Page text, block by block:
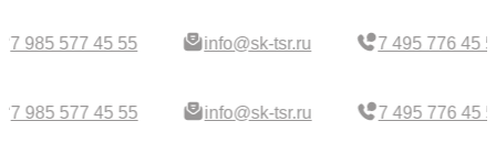
7 985 577 45 55 info@sk-tsr.ru 7 495 776 45
7 985 577 45 55 info@sk-tsr.ru 7 495 776 45